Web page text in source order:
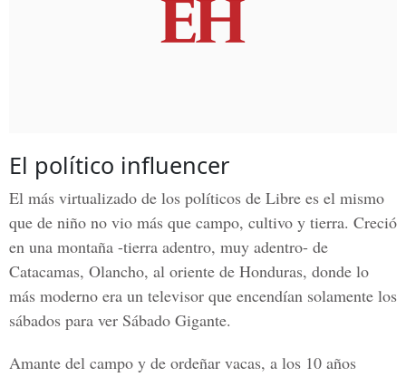
El político influencer
El más virtualizado de los políticos de Libre es el mismo
que de niño no vio más que campo, cultivo y tierra. Creció
en una montaña -tierra adentro, muy adentro- de
Catacamas, Olancho, al oriente de Honduras, donde lo
más moderno era un televisor que encendían solamente los
sábados para ver Sábado Gigante.
Amante del campo y de ordeñar vacas, a los 10 años